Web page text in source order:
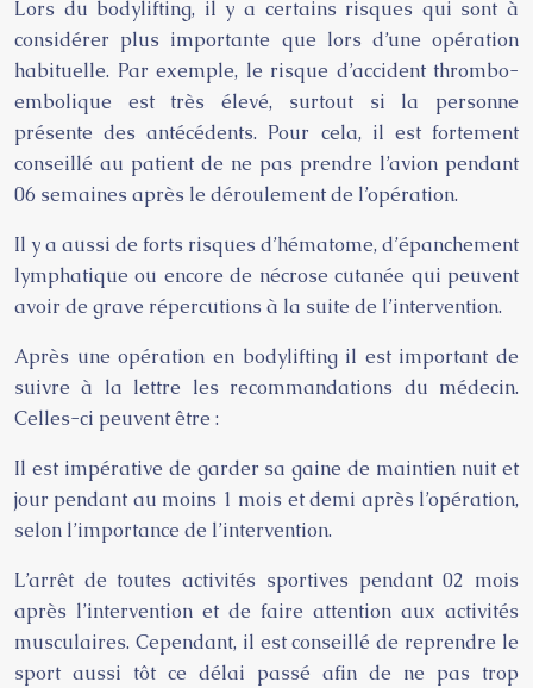
Lors du bodylifting, il y a certains risques qui sont à
considérer plus importante que lors d’une opération
habituelle. Par exemple, le risque d’accident thrombo-
embolique est très élevé, surtout si la personne
présente des antécédents. Pour cela, il est fortement
conseillé au patient de ne pas prendre l’avion pendant
06 semaines après le déroulement de l’opération.
Il y a aussi de forts risques d’hématome, d’épanchement
lymphatique ou encore de nécrose cutanée qui peuvent
avoir de grave répercutions à la suite de l’intervention.
Après une opération en bodylifting il est important de
suivre à la lettre les recommandations du médecin.
Celles-ci peuvent être :
Il est impérative de garder sa gaine de maintien nuit et
jour pendant au moins 1 mois et demi après l’opération,
selon l’importance de l’intervention.
L’arrêt de toutes activités sportives pendant 02 mois
après l’intervention et de faire attention aux activités
musculaires. Cependant, il est conseillé de reprendre le
sport aussi tôt ce délai passé afin de ne pas trop